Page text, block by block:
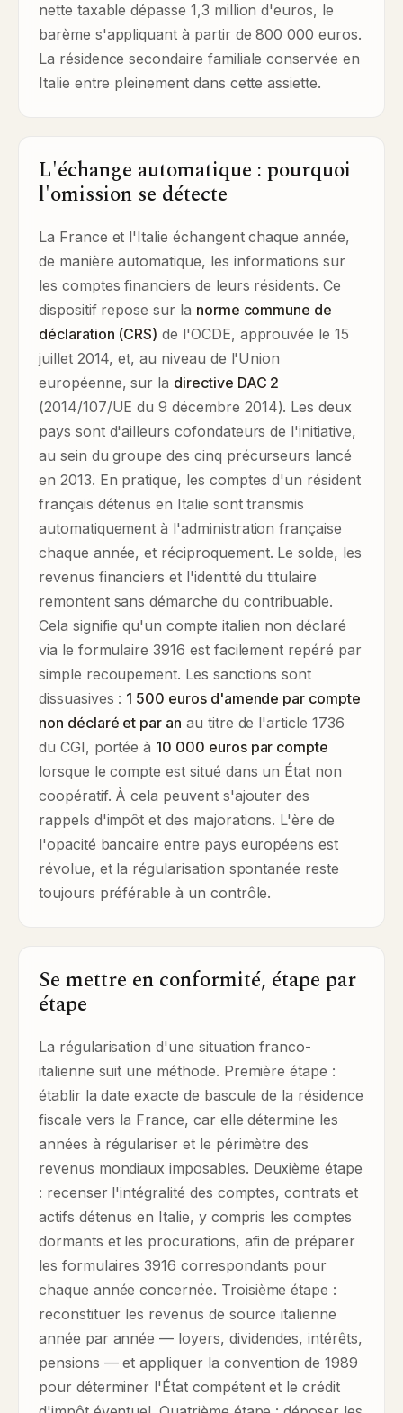
nette taxable dépasse 1,3 million d'euros, le
barème s'appliquant à partir de 800 000 euros.
La résidence secondaire familiale conservée en
Italie entre pleinement dans cette assiette.
L'échange automatique : pourquoi
l'omission se détecte
La France et l'Italie échangent chaque année,
de manière automatique, les informations sur
les comptes financiers de leurs résidents. Ce
dispositif repose sur la norme commune de
déclaration (CRS) de l'OCDE, approuvée le 15
juillet 2014, et, au niveau de l'Union
européenne, sur la directive DAC 2
(2014/107/UE du 9 décembre 2014). Les deux
pays sont d'ailleurs cofondateurs de l'initiative,
au sein du groupe des cinq précurseurs lancé
en 2013. En pratique, les comptes d'un résident
français détenus en Italie sont transmis
automatiquement à l'administration française
chaque année, et réciproquement. Le solde, les
revenus financiers et l'identité du titulaire
remontent sans démarche du contribuable.
Cela signifie qu'un compte italien non déclaré
via le formulaire 3916 est facilement repéré par
simple recoupement. Les sanctions sont
dissuasives : 1 500 euros d'amende par compte
non déclaré et par an au titre de l'article 1736
du CGI, portée à 10 000 euros par compte
lorsque le compte est situé dans un État non
coopératif. À cela peuvent s'ajouter des
rappels d'impôt et des majorations. L'ère de
l'opacité bancaire entre pays européens est
révolue, et la régularisation spontanée reste
toujours préférable à un contrôle.
Se mettre en conformité, étape par
étape
La régularisation d'une situation franco-
italienne suit une méthode. Première étape :
établir la date exacte de bascule de la résidence
fiscale vers la France, car elle détermine les
années à régulariser et le périmètre des
revenus mondiaux imposables. Deuxième étape
: recenser l'intégralité des comptes, contrats et
actifs détenus en Italie, y compris les comptes
dormants et les procurations, afin de préparer
les formulaires 3916 correspondants pour
chaque année concernée. Troisième étape :
reconstituer les revenus de source italienne
année par année — loyers, dividendes, intérêts,
pensions — et appliquer la convention de 1989
pour déterminer l'État compétent et le crédit